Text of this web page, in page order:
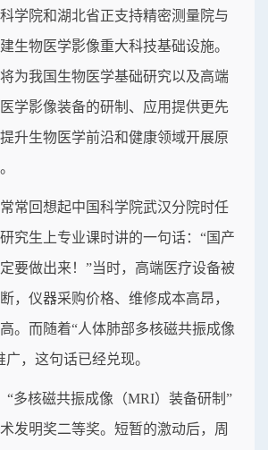
学院和湖北省正支持精密测量院与
生物医学影像重大科技基础设施。
为我国生物医学基础研究以及高端
学影像装备的研制、应用提供更先
升生物医学前沿和健康领域开展原
常回想起中国科学院武汉分院时任
究生上专业课时讲的一句话：“国产
要做出来！”当时，高端医疗设备被
，仪器采购价格、维修成本高昂，
。而随着“人体肺部多核磁共振成像
，这句话已经兑现。
“多核磁共振成像（MRI）装备研制”
发明奖二等奖。短暂的激动后，周